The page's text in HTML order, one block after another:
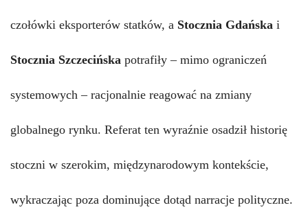
czołówki eksporterów statków, a Stocznia Gdańska i
Stocznia Szczecińska potrafiły – mimo ograniczeń
systemowych – racjonalnie reagować na zmiany
globalnego rynku. Referat ten wyraźnie osadził historię
stoczni w szerokim, międzynarodowym kontekście,
wykraczając poza dominujące dotąd narracje polityczne.